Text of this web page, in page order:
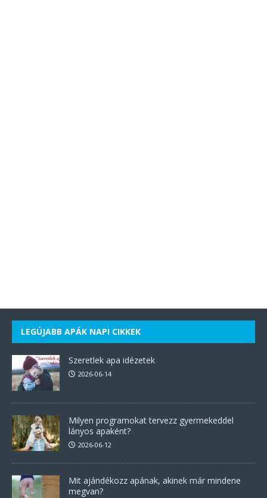
LEGÚJABB APÁK NAPI CIKKEK
Szeretlek apa idézetek
2026-06-14
Milyen programokat tervezz gyermekeddel
lányos apaként?
2026-06-12
Mit ajándékozz apának, akinek már mindene
megvan?